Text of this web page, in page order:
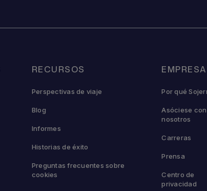
RECURSOS
Perspectivas de viaje
Blog
Informes
Historias de éxito
Preguntas frecuentes sobre
cookies
EMPRESA
Por qué
Asóciese con
nosotros
Carreras
Prensa
Centro de
privacidad